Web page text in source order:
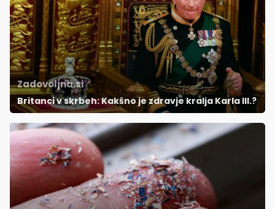
Zadovoljna.si
Britanci v skrbeh: Kakšno je zdravje kralja Karla III.?